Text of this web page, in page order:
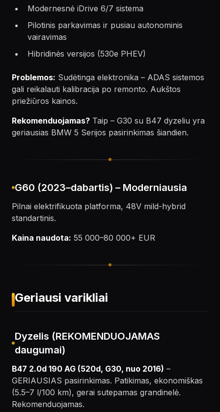
Modernesnė iDrive 6/7 sistema
Pilotinis parkavimas ir pusiau autonominis
vairavimas
Hibridinės versijos (530e PHEV)
Problemos: Sudėtinga elektronika – ADAS sistemos
gali reikalauti kalibracija po remonto. Aukštos
priežiūros kainos.
Rekomenduojamas? Taip – G30 su B47 dyzeliu yra
geriausias BMW 5 Serijos pasirinkimas šiandien.
G60 (2023–dabartis) – Moderniausia
Pilnai elektrifikuota platforma, 48V mild-hybrid
standartinis.
Kaina naudota: 55 000–80 000+ EUR
Geriausi varikliai
Dyzelis (REKOMENDUOJAMAS
daugumai)
B47 2.0d 190 AG (520d, G30, nuo 2016) –
GERIAUSIAS pasirinkimas. Patikimas, ekonomiškas
(5.5–7 l/100 km), gerai sutepamas grandinelė.
Rekomenduojamas.